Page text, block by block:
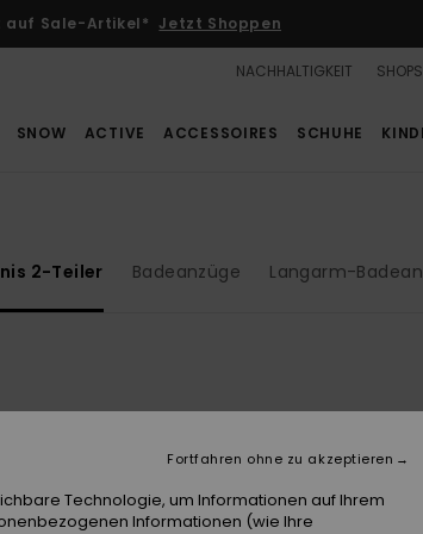
auf Sale-Artikel* Jetzt Shoppen
NACHHALTIGKEIT SHOPS
SNOW ACTIVE ACCESSOIRES SCHUHE
2-Teiler Badeanzüge Langarm-
Technologie, um Informationen auf Ihrem
Informationen (wie Ihre
Fortfahren ohne zu akzeptieren